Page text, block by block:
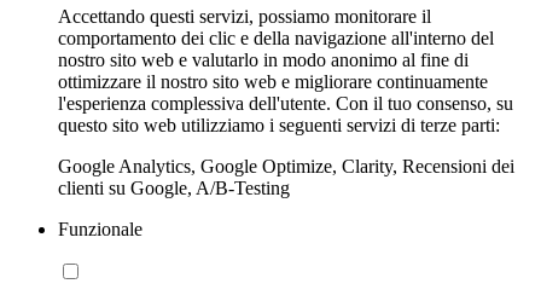
Accettando questi servizi, possiamo monitorare il
comportamento dei clic e della navigazione all'interno del
nostro sito web e valutarlo in modo anonimo al fine di
ottimizzare il nostro sito web e migliorare continuamente
l'esperienza complessiva dell'utente. Con il tuo consenso, su
questo sito web utilizziamo i seguenti servizi di terze parti:
Google Analytics, Google Optimize, Clarity, Recensioni dei
clienti su Google, A/B-Testing
Funzionale